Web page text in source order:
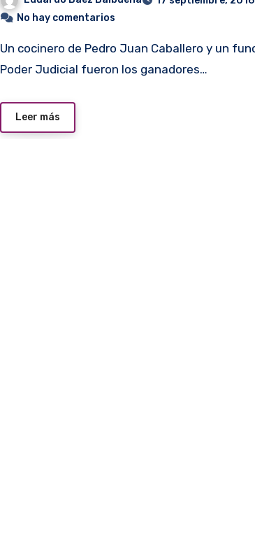
No hay comentarios
Un cocinero de Pedro Juan Caballero y un funcionario del
Poder Judicial fueron los ganadores…
Leer más